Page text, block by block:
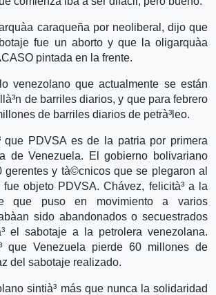
caraqueña por neoliberal, dijo que
fue un aborto y que la oligarquà­a
pintada en la frente.
venezolano que actualmente se están
de barriles diarios, y que para febrero
de barriles diarios de petrà³leo.
que PDVSA es de la patria por primera
de Venezuela. El gobierno bolivariano
gerentes y tà©cnicos que se plegaron al
objeto PDVSA. Chávez, felicità³ a la
que puso en movimiento a varios
sido abandonados o secuestrados
el sabotaje a la petrolera venezolana.
que Venezuela pierde 60 millones de
del sabotaje realizado.
sintià³ más que nunca la solidaridad